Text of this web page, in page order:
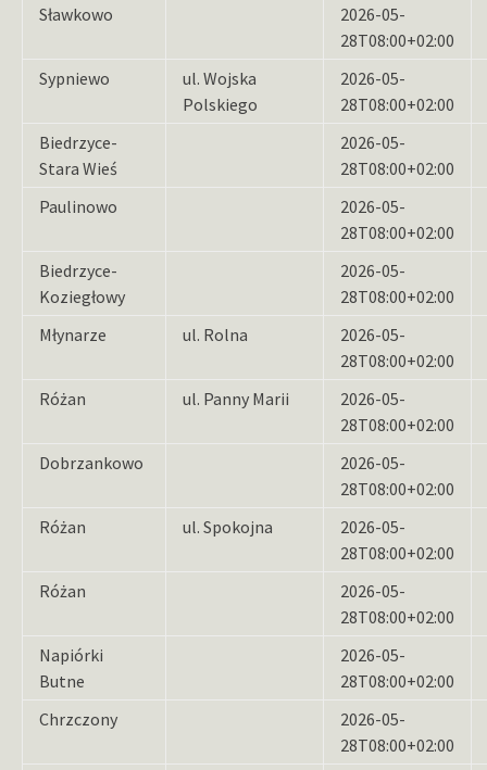
Sławkowo
2026-05-
28T08:00+02:00
Sypniewo
ul. Wojska
Polskiego
2026-05-
28T08:00+02:00
Biedrzyce-
Stara Wieś
2026-05-
28T08:00+02:00
Paulinowo
2026-05-
28T08:00+02:00
Biedrzyce-
Koziegłowy
2026-05-
28T08:00+02:00
Młynarze
ul. Rolna
2026-05-
28T08:00+02:00
Różan
ul. Panny Marii
2026-05-
28T08:00+02:00
Dobrzankowo
2026-05-
28T08:00+02:00
Różan
ul. Spokojna
2026-05-
28T08:00+02:00
Różan
2026-05-
28T08:00+02:00
Napiórki
Butne
2026-05-
28T08:00+02:00
Chrzczony
2026-05-
28T08:00+02:00